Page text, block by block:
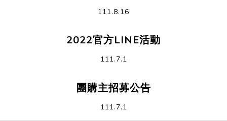
111.8.16
2022官方LINE活動
111.7.1
團購主招募公告
111.7.1